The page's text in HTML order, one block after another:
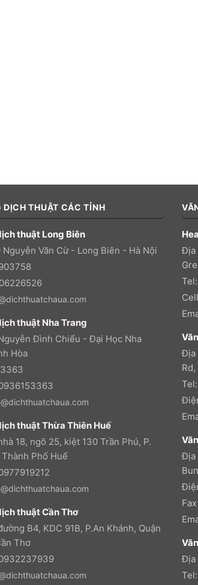
DỊCH THUẬT CÁC TỈNH
thuật Long Biên
Văn Cừ - Long Biên - Hà Nội
thuật Nha Trang
Đình Chiểu - Đại Học Nha
Hòa
thuật Thừa Thiên Huế
18, ngõ 25, kiệt 130 Trần Phú, P.
Phố Huế
thuật Cần Thơ
B4, KDC 91B, P.An Khánh, Quận
Thơ
Địa
Địa
Địa
Địa